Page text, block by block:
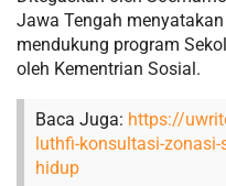
Jawa Tengah
mendukung program
oleh Kementrian Sosial.
Baca Juga: https://
luthfi-konsultasi-
hidup